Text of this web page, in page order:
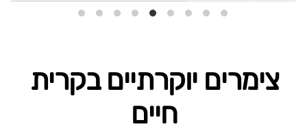
צימרים יוקרתיים בקרית
חיים